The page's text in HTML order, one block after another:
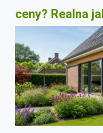
ceny? Realna